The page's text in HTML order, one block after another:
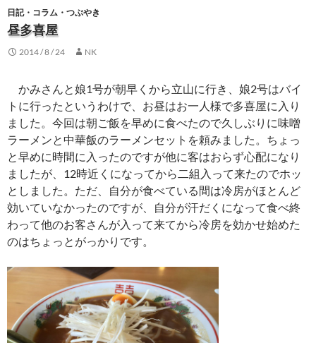
日記・コラム・つぶやき
昼多喜屋
2014 / 8 / 24 NK
かみさんと娘1号が朝早くから立山に行き、娘2号はバイ
トに行ったというわけで、お昼はお一人様で多喜屋に入り
ました。今回は朝ご飯を早めに食べたので久しぶりに味噌
ラーメンと中華飯のラーメンセットを頼みました。ちょっ
と早めに時間に入ったのですが他に客はおらず心配になり
ましたが、12時近くになってから二組入って来たのでホッ
としました。ただ、自分が食べている間は冷房がほとんど
効いていなかったのですが、自分が汗だくになって食べ終
わって他のお客さんが入って来てから冷房を効かせ始めた
のはちょっとがっかりです。